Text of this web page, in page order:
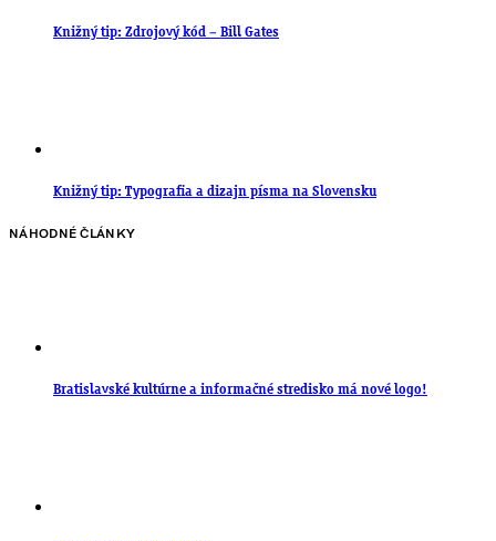
Knižný tip: Zdrojový kód – Bill Gates
Knižný tip: Typografia a dizajn písma na Slovensku
NÁHODNÉ ČLÁNKY
Bratislavské kultúrne a informačné stredisko má nové logo!